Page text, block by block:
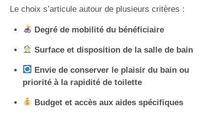
Le choix s’articule autour de plusieurs critères :
Degré de mobilité du bénéficiaire
Surface et disposition de la salle de bain
Envie de conserver le plaisir du bain ou
priorité à la rapidité de toilette
Budget et accès aux aides spécifiques